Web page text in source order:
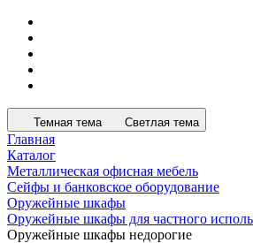
Темная тема Светлая тема
Главная
Каталог
Металлическая офисная мебель
Сейфы и банковское оборудование
Оружейные шкафы
Оружейные шкафы для частного
Оружейные шкафы недорогие